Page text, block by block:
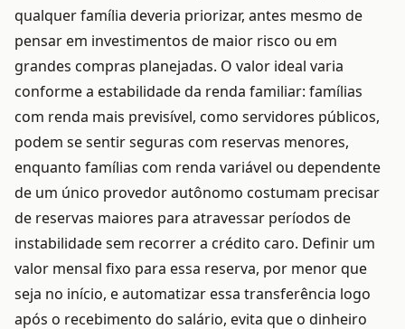
qualquer família deveria priorizar, antes mesmo de
pensar em investimentos de maior risco ou em
grandes compras planejadas. O valor ideal varia
conforme a estabilidade da renda familiar: famílias
com renda mais previsível, como servidores públicos,
podem se sentir seguras com reservas menores,
enquanto famílias com renda variável ou dependente
de um único provedor autônomo costumam precisar
de reservas maiores para atravessar períodos de
instabilidade sem recorrer a crédito caro. Definir um
valor mensal fixo para essa reserva, por menor que
seja no início, e automatizar essa transferência logo
após o recebimento do salário, evita que o dinheiro